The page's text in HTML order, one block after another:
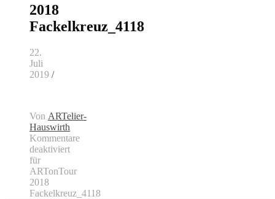
2018
Fackelkreuz_4118
22.
Juli
2019 /
Von ARTelier-
Hauswirth
Kommentare
deaktiviert
für
ARTonTour
2018
Fackelkreuz_4118